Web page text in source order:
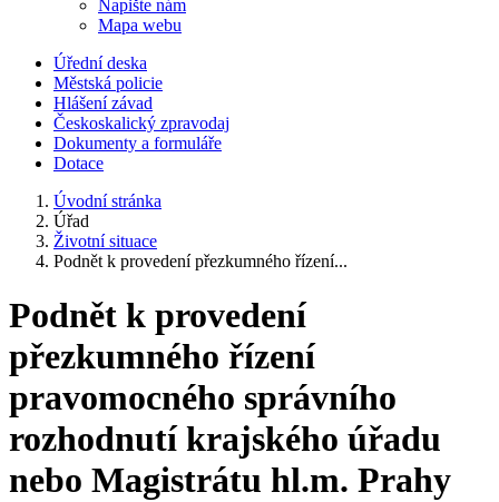
Napište nám
Mapa webu
Úřední deska
Městská policie
Hlášení závad
Českoskalický zpravodaj
Dokumenty a formuláře
Dotace
Úvodní stránka
Úřad
Životní situace
Podnět k provedení přezkumného řízení...
Podnět k provedení
přezkumného řízení
pravomocného správního
rozhodnutí krajského úřadu
nebo Magistrátu hl.m. Prahy